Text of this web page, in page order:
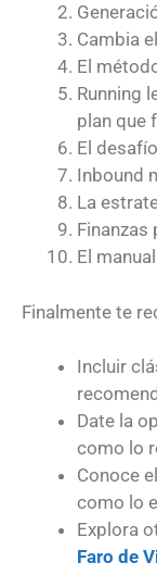
Cambia
El
Running
plan que
El
Inbound
La
Finanzas
El
Finalmente te
Incluir
Date la
como lo
Conoce
como lo
Explora
Faro de